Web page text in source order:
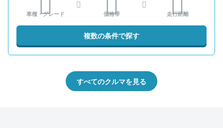
車種・グレード 価格帯 走行距離
複数の条件で探す
すべてのクルマを見る